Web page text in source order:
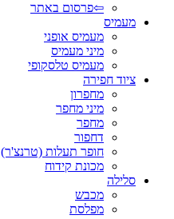
⇦פרסום באתר
מעמיס
מעמיס אופני
מיני מעמיס
מעמיס טלסקופי
ציוד חפירה
מחפרון
מיני מחפר
מחפר
דחפור
חופר תעלות (טרנצ'ר)
מכונת קידוח
סלילה
מכבש
מפלסת